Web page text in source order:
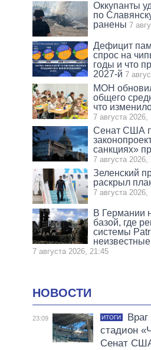
Оккупанты
по
ранены 7
Дефицит
спрос на
годы и что
2027-й 7
МОН
общего
что
7 августа 2026,
Сенат США
санкциях»
7 августа 2026,
Зеленский
раскрыл
7 августа 2026,
В Германии
базой, где
системы
7 августа 2026, 21:45
НОВОСТИ
23:09 ИТОГИ
стадион
Сенат